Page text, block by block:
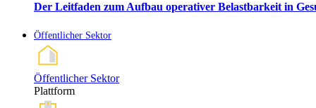
Der Leitfaden zum Aufbau operativer Belastbarkeit in
Öffentlicher Sektor
Öffentlicher Sektor
Plattform